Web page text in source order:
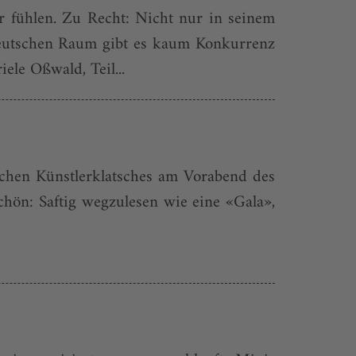
fühlen. Zu Recht: Nicht nur in seinem
Raum gibt es kaum Konkurrenz
Oßwald, Teil...
Künstlerklatsches am Vorabend des
Saftig wegzulesen wie eine «Gala»,